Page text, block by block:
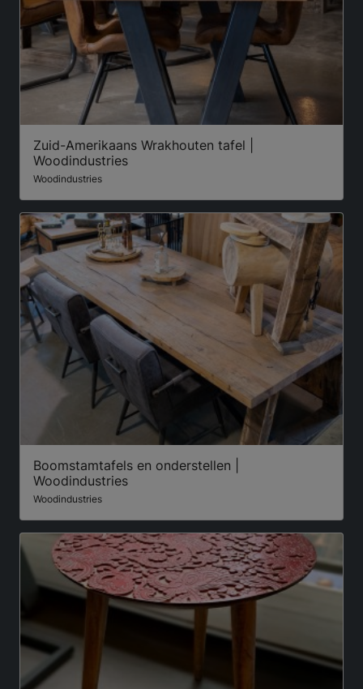
Zuid-Amerikaans Wrakhouten tafel |
Woodindustries
Woodindustries
Boomstamtafels en onderstellen |
Woodindustries
Woodindustries